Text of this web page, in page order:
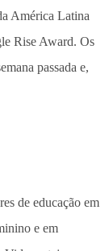
América Latina
Rise Award. Os
passada e,
de educação em
e em